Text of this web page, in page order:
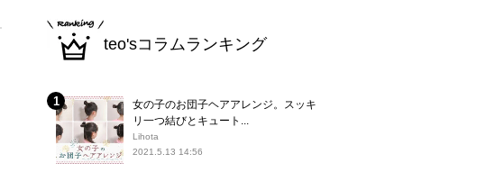
teo'sコラムランキング
女の子のお団子ヘアアレンジ。スッキ
リ一つ結びとキュート...
Lihota
2021.5.13 14:56